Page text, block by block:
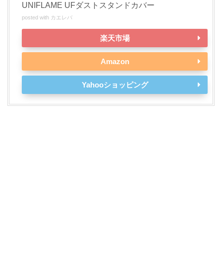
UNIFLAME UFダストスタンドカバー
posted with カエレバ
楽天市場
Amazon
Yahooショッピング